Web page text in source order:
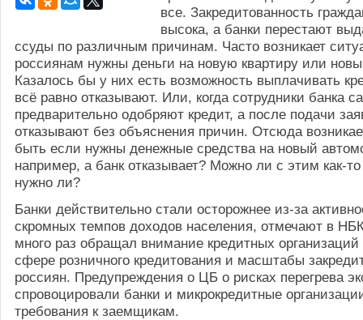
все. Закредитованность
высока, а банки перестают
ссуды по различным причинам. Часто возникает
россиянам нужны деньги на новую квартиру или
Казалось бы у них есть возможность выплачивать
всё равно отказывают. Или, когда сотрудники банка
предварительно одобряют кредит, а после подачи
отказывают без объяснения причин. Отсюда
быть если нужны денежные средства на новый
например, а банк отказывает? Можно ли с этим как-
нужно ли?
Банки действительно стали осторожнее из-за
скромных темпов доходов населения, отмечают в
много раз обращал внимание кредитных организаций
сфере розничного кредитования и масштабы
россиян. Предупреждения о ЦБ о рисках перегрева
спровоцировали банки и микрокредитные
требования к заемщикам.